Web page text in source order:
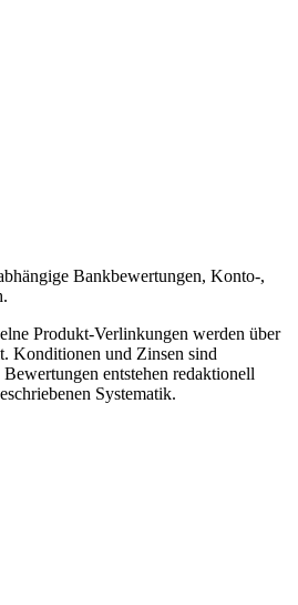
Bankbewertungen, Konto-,
Produkt-Verlinkungen werden über
Konditionen und Zinsen sind
entstehen redaktionell
Systematik.